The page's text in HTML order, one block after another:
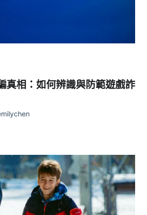
真相：如何辨識與防範遊戲詐